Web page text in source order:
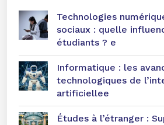
Technologies
sociaux : quelle
étudiants ? e
Informatique : les
technologiques de
artificiellee
Études à l’étranger :